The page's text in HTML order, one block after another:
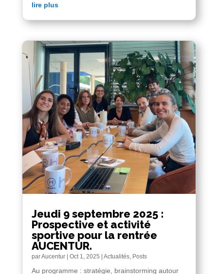
lire plus
Jeudi 9 septembre 2025 :
Prospective et activité
sportive pour la rentrée
AUCENTUR.
parAucentur| Oct 1, 2025 | Actualités, Posts
Au programme : stratégie, brainstorming autour